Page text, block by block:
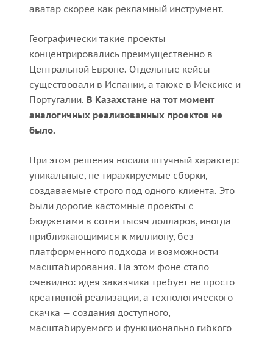
аватар скорее как рекламный инструмент.
Географически такие проекты
концентрировались преимущественно в
Центральной Европе. Отдельные кейсы
существовали в Испании, а также в Мексике и
Португалии. В Казахстане на тот момент
аналогичных реализованных проектов не
было.
При этом решения носили штучный характер:
уникальные, не тиражируемые сборки,
создаваемые строго под одного клиента. Это
были дорогие кастомные проекты с
бюджетами в сотни тысяч долларов, иногда
приближающимися к миллиону, без
платформенного подхода и возможности
масштабирования. На этом фоне стало
очевидно: идея заказчика требует не просто
креативной реализации, а технологического
скачка — создания доступного,
масштабируемого и функционально гибкого